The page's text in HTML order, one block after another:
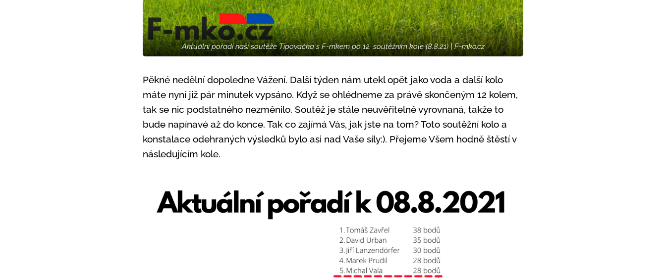
Aktuální pořadí naší soutěže Tipovačka s F-mkem po 12. soutěžním kole (8.8.21) | F-mko.cz
Pěkné nedělní dopoledne Vážení. Další týden nám utekl opět jako voda a další kolo
máte nyní již pár minutek vypsáno. Když se ohlédneme za právě skončeným 12 kolem,
tak se nic podstatného nezměnilo. Soutěž je stále neuvěřitelně vyrovnaná, takže to
bude napínavé až do konce. Tak co zajímá Vás, jak jste na tom? Toto soutěžní kolo a
konstalace odehraných výsledků bylo asi nad Vaše síly:). Přejeme Všem hodně štěstí v
následujícím kole.